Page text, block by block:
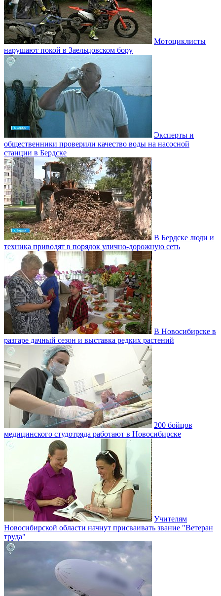
Мотоциклисты
нарушают покой в Заельцовском бору
Эксперты и
общественники проверили качество воды на насосной
станции в Бердске
В Бердске люди и
техника приводят в порядок улично‑дорожную сеть
В Новосибирске в
разгаре дачный сезон и выставка редких растений
200 бойцов
медицинского студотряда работают в Новосибирске
Учителям
Новосибирской области начнут присваивать звание "Ветеран
труда"